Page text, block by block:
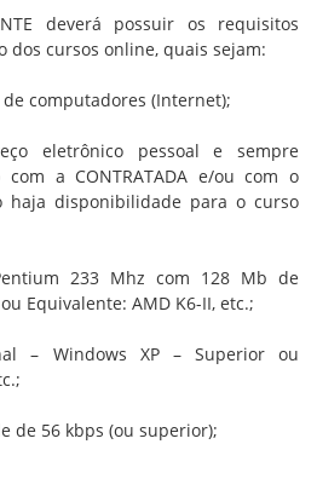
deverá possuir os requisitos
dos cursos online, quais sejam:
computadores (Internet);
eletrônico pessoal e sempre
a CONTRATADA e/ou com o
haja disponibilidade para o curso
233 Mhz com 128 Mb de
Equivalente: AMD K6-II, etc.;
– Windows XP – Superior ou
de 56 kbps (ou superior);